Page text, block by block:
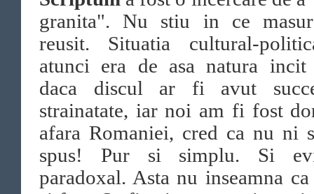
granita". Nu stiu in ce
reusit. Situatia cultural-
atunci era de asa natura incit
daca discul ar fi avut
strainatate, iar noi am fi fost
afara Romaniei, cred ca nu ni
spus! Pur si simplu. Si
paradoxal. Asta nu inseamna ca